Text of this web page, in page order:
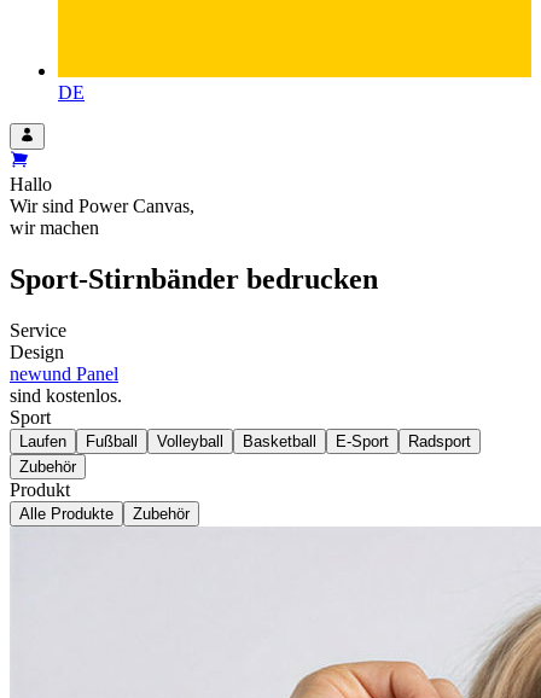
DE
Hallo
Wir sind Power Canvas,
wir machen
Sport-Stirnbänder bedrucken
Service
Design
newund Panel
sind kostenlos.
Sport
Laufen Fußball Volleyball Basketball E-Sport
Radsport
Zubehör
Produkt
Alle Produkte Zubehör